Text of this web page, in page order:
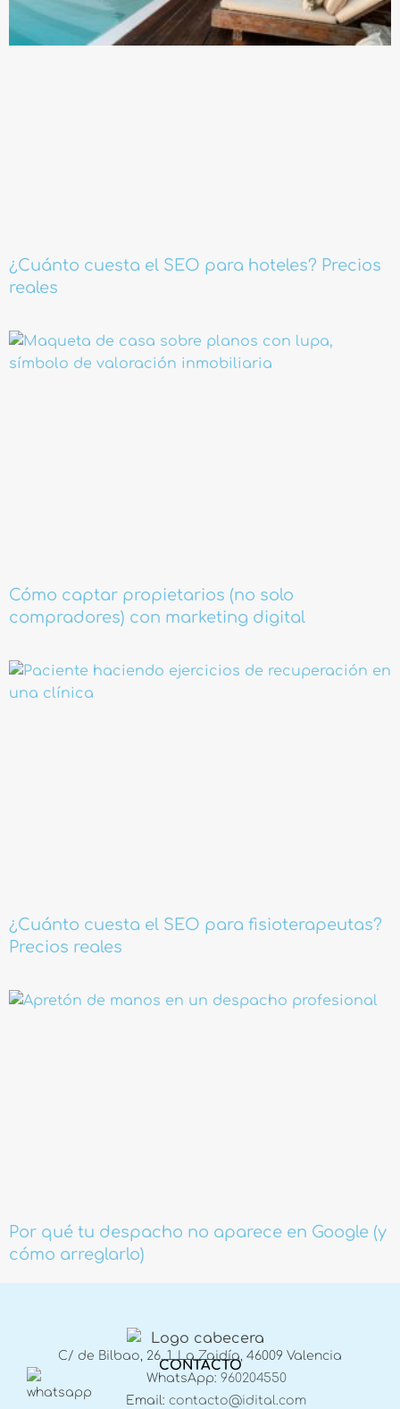
¿Cuánto cuesta el SEO para hoteles? Precios
reales
Cómo captar propietarios (no solo
compradores) con marketing digital
¿Cuánto cuesta el SEO para fisioterapeutas?
Precios reales
Por qué tu despacho no aparece en Google (y
cómo arreglarlo)
CONTACTO
C/ de Bilbao, 26, 1, La Zaidía, 46009 Valencia
WhatsApp: 960204550
Email: contacto@idital.com